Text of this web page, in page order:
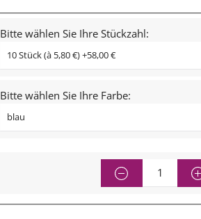
Bitte wählen Sie Ihre Stückzahl:
Bitte wählen Sie Ihre Farbe: